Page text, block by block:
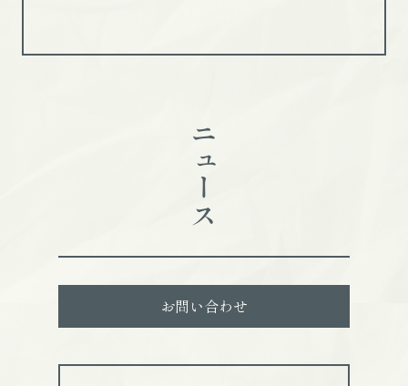
ニュース
お問い合わせ